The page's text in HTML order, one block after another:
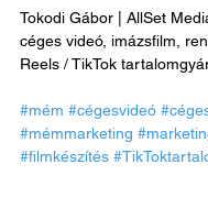
Tokodi Gábor | AllSet
céges videó, imázsfilm,
Reels / TikTok
#mém #cégesvideó
#mémmarketing
#filmkészítés